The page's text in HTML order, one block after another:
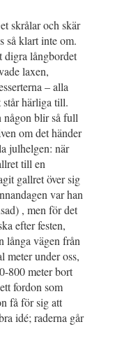
skrålar och skär
så klart inte om.
digra långbordet
laxen,
– alla
står härliga till.
någon blir så full
om det händer
julhelgen: när
till en
gallret över sig
var han
, men för det
efter festen,
långa vägen från
meter under oss,
800 meter bort
fordon som
få för sig att
idé; raderna går